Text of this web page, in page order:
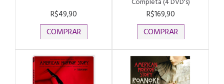
R$49,90
COMPRAR
R$169,90
COMPRAR